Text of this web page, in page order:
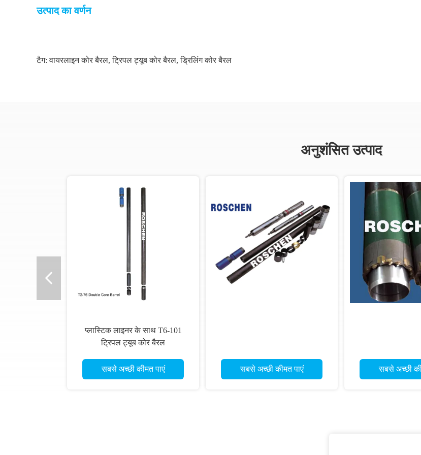
उत्पाद का वर्णन
टैग:वायरलाइन कोर बैरल, ट्रिपल ट्यूब कोर बैरल, ड्रिलिंग कोर बैरल
अनुशंसित उत्पाद
प्लास्टिक लाइनर के साथ T6-101
ट्रिपल ट्यूब कोर बैरल
सबसे अच्छी कीमत पाएं सबसे अच्छी कीमत पाएं सबसे अच्छी